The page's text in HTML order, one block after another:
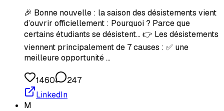
🎉 Bonne nouvelle : la saison des désistements vient
d’ouvrir officiellement : Pourquoi ? Parce que
certains étudiants se désistent… 👉 Les désistements
viennent principalement de 7 causes : ✅ une
meilleure opportunité …
1460
247
LinkedIn
M